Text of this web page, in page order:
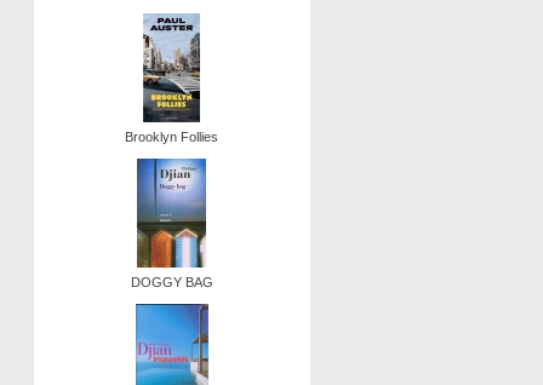
Brooklyn Follies
DOGGY BAG